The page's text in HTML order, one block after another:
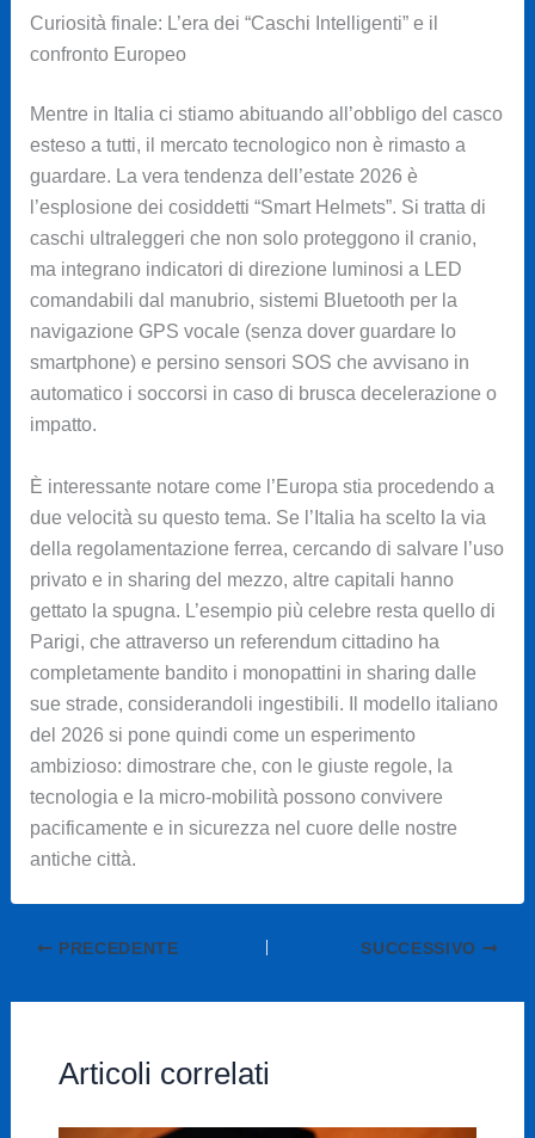
Curiosità finale: L’era dei “Caschi Intelligenti” e il
confronto Europeo
Mentre in Italia ci stiamo abituando all’obbligo del casco
esteso a tutti, il mercato tecnologico non è rimasto a
guardare. La vera tendenza dell’estate 2026 è
l’esplosione dei cosiddetti “Smart Helmets”. Si tratta di
caschi ultraleggeri che non solo proteggono il cranio,
ma integrano indicatori di direzione luminosi a LED
comandabili dal manubrio, sistemi Bluetooth per la
navigazione GPS vocale (senza dover guardare lo
smartphone) e persino sensori SOS che avvisano in
automatico i soccorsi in caso di brusca decelerazione o
impatto.
È interessante notare come l’Europa stia procedendo a
due velocità su questo tema. Se l’Italia ha scelto la via
della regolamentazione ferrea, cercando di salvare l’uso
privato e in sharing del mezzo, altre capitali hanno
gettato la spugna. L’esempio più celebre resta quello di
Parigi, che attraverso un referendum cittadino ha
completamente bandito i monopattini in sharing dalle
sue strade, considerandoli ingestibili. Il modello italiano
del 2026 si pone quindi come un esperimento
ambizioso: dimostrare che, con le giuste regole, la
tecnologia e la micro-mobilità possono convivere
pacificamente e in sicurezza nel cuore delle nostre
antiche città.
PRECEDENTE SUCCESSIVO
Articoli correlati